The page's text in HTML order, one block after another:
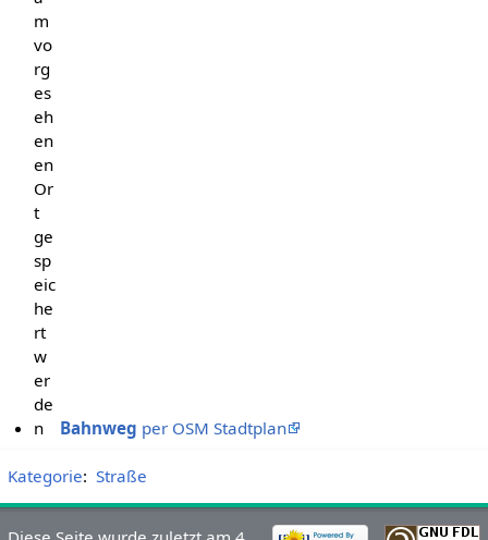
m
vo
rg
es
eh
en
en
Or
t
ge
sp
eic
he
rt
w
er
de
n
Bahnweg per OSM Stadtplan
Kategorie: Straße